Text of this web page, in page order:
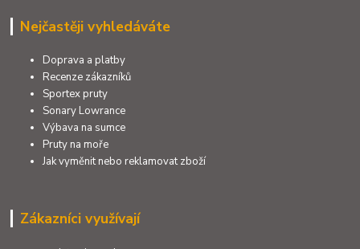
Nejčastěji vyhledáváte
Doprava a platby
Recenze zákazníků
Sportex pruty
Sonary Lowrance
Výbava na sumce
Pruty na moře
Jak vyměnit nebo reklamovat zboží
Zákazníci využívají